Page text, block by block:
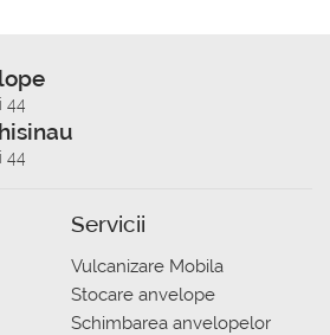
44
44
Servicii
Vulcanizare Mobila
Stocare anvelope
Schimbarea anvelopelor